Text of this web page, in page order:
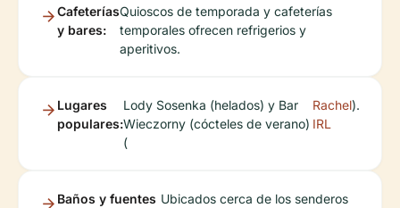
Cafeterías
y bares:
Quioscos de temporada y cafeterías
temporales ofrecen refrigerios y
aperitivos.
Lugares
populares:
Lody Sosenka (helados) y Bar
Wieczorny (cócteles de verano)
(
Rachel
IRL
).
Baños y fuentes Ubicados cerca de los senderos